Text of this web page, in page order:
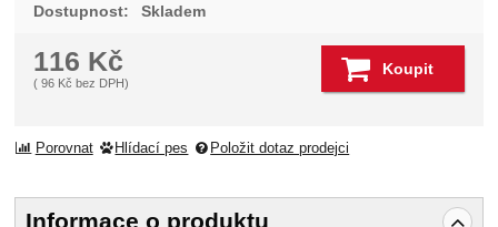
Dostupnost: Skladem
116 Kč
( 96 Kč bez DPH)
Koupit
Porovnat Hlídací pes Položit dotaz prodejci
Informace o produktu